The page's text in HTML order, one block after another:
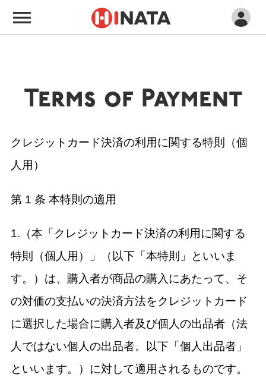
Terms of Payment
クレジットカード決済の利用に関する特則（個
人用）
第 1 条 本特則の適用
1.（本「クレジットカード決済の利用に関する
特則（個人用）」（以下「本特則」といいま
す。）は、購入者が商品の購入にあたって、そ
の対価の支払いの決済方法をクレジットカード
に選択した場合に購入者及び個人の出品者（法
人ではない個人の出品者。以下「個人出品者」
といいます。）に対して適用されるものです。